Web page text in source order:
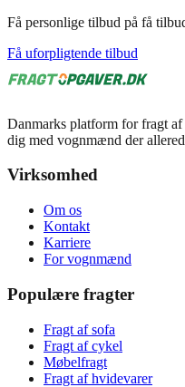
Få personlige tilbud på få
Få uforpligtende tilbud
Danmarks platform for fragt
dig med vognmænd der
Virksomhed
Om os
Kontakt
Karriere
For vognmænd
Populære fragter
Fragt af sofa
Fragt af cykel
Møbelfragt
Fragt af hvidevarer